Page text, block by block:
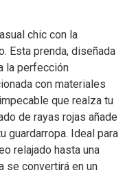
chic con la
Esta prenda, diseñada
la perfección
con materiales
que realza tu
de rayas rojas añade
guardarropa. Ideal para
relajado hasta una
se convertirá en un